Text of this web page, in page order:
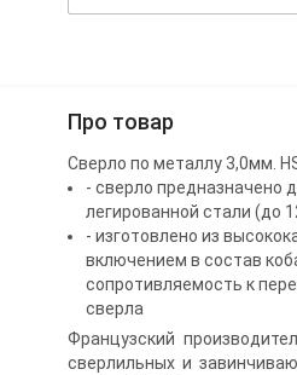
Про товар
Сверло по металлу 3,0мм.
- сверло предназначено
легированной стали (до
- изготовлено из
включением в состав
сопротивляемость к
сверла
Французский
сверлильных и